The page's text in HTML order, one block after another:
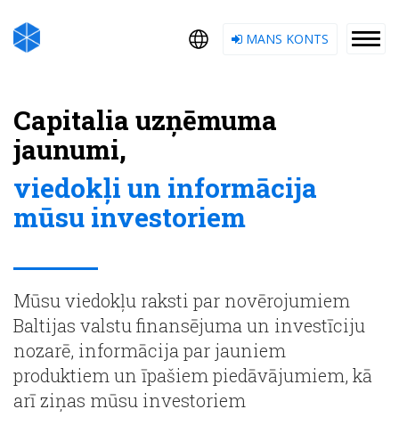
MANS KONTS
Capitalia uzņēmuma
jaunumi,
viedokļi un informācija
mūsu investoriem
Mūsu viedokļu raksti par novērojumiem
Baltijas valstu finansējuma un investīciju
nozarē, informācija par jauniem
produktiem un īpašiem piedāvājumiem, kā
arī ziņas mūsu investoriem